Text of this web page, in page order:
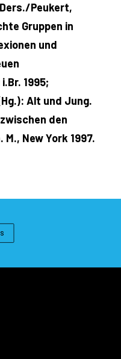
Peukert,
Gruppen in
und
1995;
Alt und Jung.
den
New York 1997.